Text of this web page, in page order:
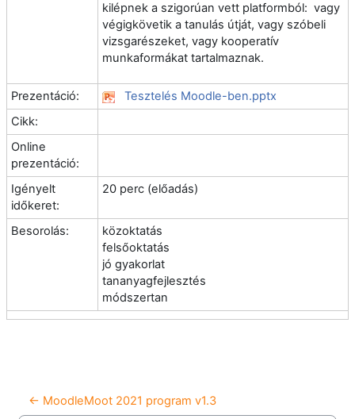
kilépnek a szigorúan vett platformból: vagy
végigkövetik a tanulás útját, vagy szóbeli
vizsgarészeket, vagy kooperatív
munkaformákat tartalmaznak.
Prezentáció:
Tesztelés Moodle-ben.pptx
Cikk:
Online
prezentáció:
Igényelt
időkeret:
20 perc (előadás)
Besorolás:
közoktatás
felsőoktatás
jó gyakorlat
tananyagfejlesztés
módszertan
← MoodleMoot 2021 program v1.3